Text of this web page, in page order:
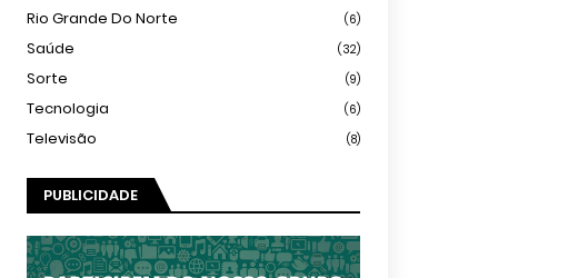
Rio Grande Do Norte (6)
Saúde (32)
Sorte (9)
Tecnologia (6)
Televisão (8)
PUBLICIDADE